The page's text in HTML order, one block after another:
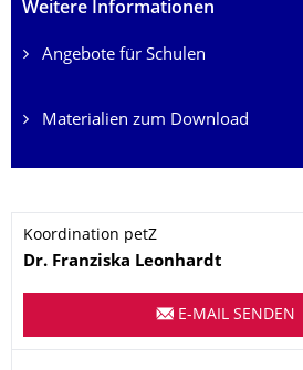
Weitere Informationen
Angebote für Schulen
Materialien zum Download
Koordination petZ
Name
Dr. Franziska Leonhardt
E-MAIL SENDEN